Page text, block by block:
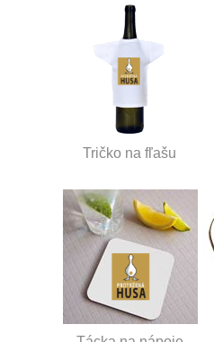
Tričko na fľašu